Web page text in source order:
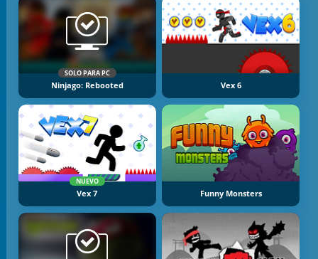
SOLO PARA PC
Ninjago: Rebooted Vex 6
NUEVO
Vex 7 Funny Monsters